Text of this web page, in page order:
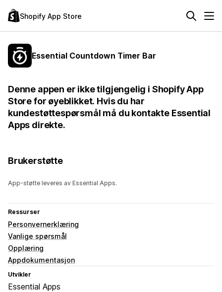
Shopify App Store
Essential Countdown Timer Bar
Denne appen er ikke tilgjengelig i Shopify App
Store for øyeblikket. Hvis du har
kundestøttespørsmål må du kontakte Essential
Apps direkte.
Brukerstøtte
App-støtte leveres av Essential Apps.
Ressurser
Personvernerklæring
Vanlige spørsmål
Opplæring
Appdokumentasjon
Utvikler
Essential Apps